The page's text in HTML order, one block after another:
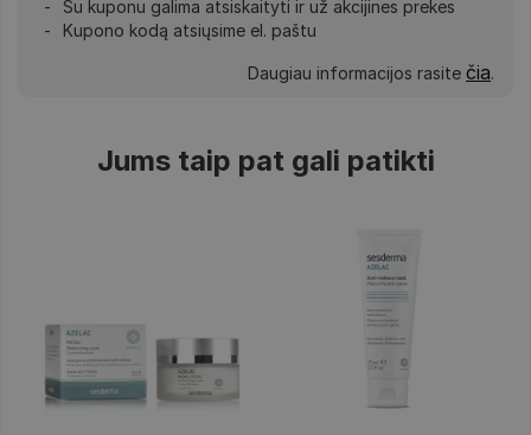
Su kuponu galima atsiskaityti ir už akcijines prekes
Kupono kodą atsiųsime el. paštu
Daugiau informacijos rasite čia.
Jums taip pat gali patikti